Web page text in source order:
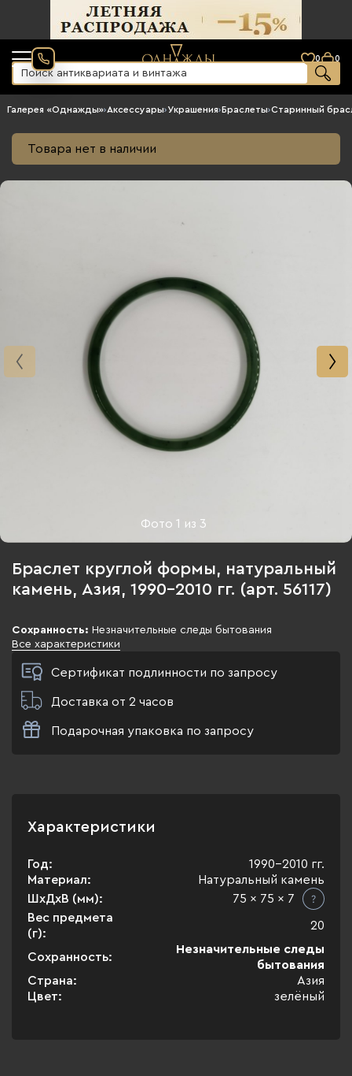
0 0
Галерея «Однажды»›Аксессуары›Украшения›Браслеты›Старинный
Товара нет в наличии
Фото1 из 3
Браслет круглой формы, натуральный
камень, Азия, 1990-2010 гг. (арт. 56117)
Сохранность: Незначительные следы бытования
Все характеристики
Сертификат подлинности по запросу
Доставка от 2 часов
Подарочная упаковка по запросу
Характеристики
Год:
1990-2010 гг.
Материал:
Натуральный камень
ШхДхВ (мм):
75 x 75 x 7
Вес предмета
(г):
20
Сохранность:
Незначительные следы
бытования
Страна:
Азия
Цвет:
зелёный